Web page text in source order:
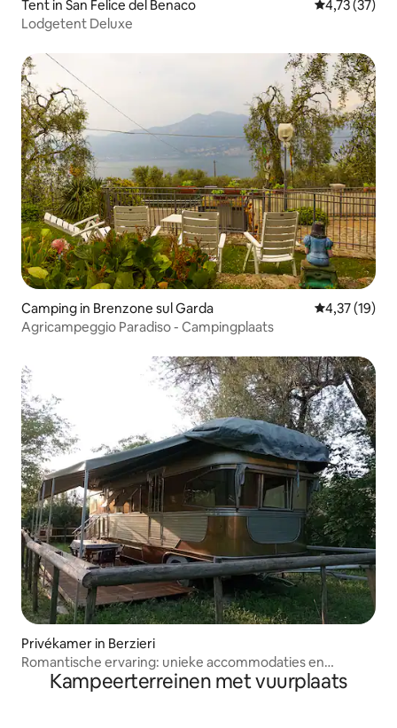
Tent in San Felice del Benaco Gemiddelde
4,73 (37)
Lodgetent Deluxe
Camping in Brenzone sul Garda Gemiddelde
4,37 (19)
Agricampeggio Paradiso - Campingplaats
Privékamer in Berzieri
Romantische ervaring: unieke accommodaties en
zwembad
Kampeerterreinen met vuurplaats